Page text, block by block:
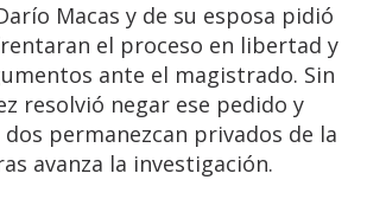
Macas y de su esposa pidió
el proceso en libertad y
ante el magistrado. Sin
resolvió negar ese pedido y
permanezcan privados de la
avanza la investigación.